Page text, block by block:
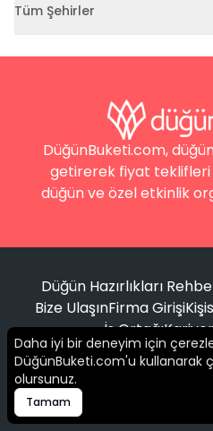
Tüm Şehirler
DüğünBuketi.com,
getirerek fiyat teklifleri
düğün ve özel etkinlik
Düğün Hazırlıkları
Bize UlaşınFirma Girişi
İş OrtağıKariyer
© 2016 -
Daha iyi bir deneyim için
DüğünBuketi.com'u kullanarak
olursunuz.
Tamam